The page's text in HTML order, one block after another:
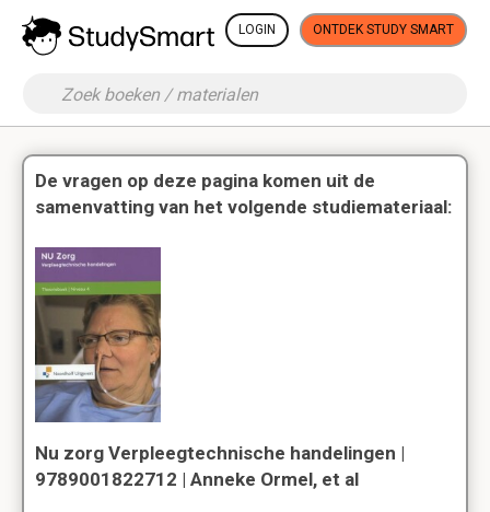
LOGIN ONTDEK STUDY SMART
De vragen op deze pagina komen uit de
samenvatting van het volgende studiemateriaal:
Nu zorg Verpleegtechnische handelingen |
9789001822712 | Anneke Ormel, et al